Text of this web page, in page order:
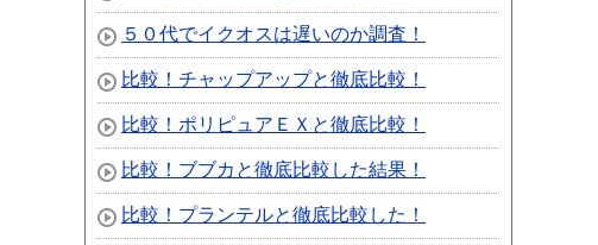
５０代でイクオスは遅いのか調査！
比較！チャップアップと徹底比較！
比較！ポリピュアＥＸと徹底比較！
比較！ブブカと徹底比較した結果！
比較！プランテルと徹底比較した！